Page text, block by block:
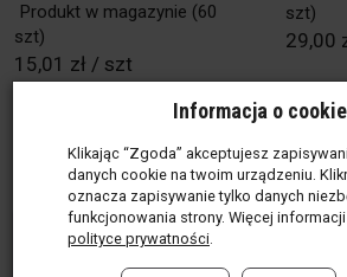
Produkt w magazynie (60
szt)
15,01 zł / szt
Do koszyka
szt)
29,00
Do
Informacja o
Klikając “Zgoda” akceptujesz
danych cookie na twoim urządzeniu.
oznacza zapisywanie tylko danych
funkcjonowania strony. Więcej
polityce prywatności